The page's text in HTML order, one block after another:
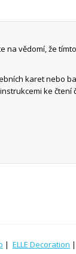
vědomí, že
karet nebo
ke
| ELLE Decoration |